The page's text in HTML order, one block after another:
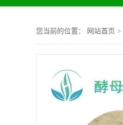
您当前的位置： 网站首页 >